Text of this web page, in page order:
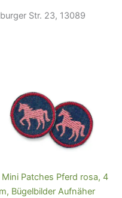
Str. 23, 13089
Mini Patches Pferd rosa, 4
Bügelbilder Aufnäher